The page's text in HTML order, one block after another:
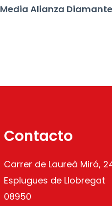
Media Alianza
Contacto
Carrer de Laureà Miró,
Esplugues de Llobregat
08950